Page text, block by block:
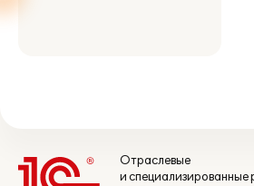
Отраслевые
и специализированные